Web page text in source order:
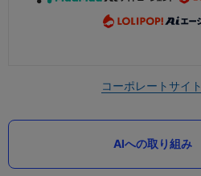
コーポレートサイト
AIへの取り組み